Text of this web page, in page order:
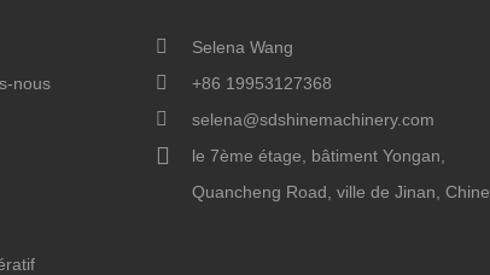
nous
Selena Wang
+86 19953127368
selena@sdshinemachinery.com
le 7ème étage, bâtiment Yongan,
Quancheng Road, ville de Jinan, Chine